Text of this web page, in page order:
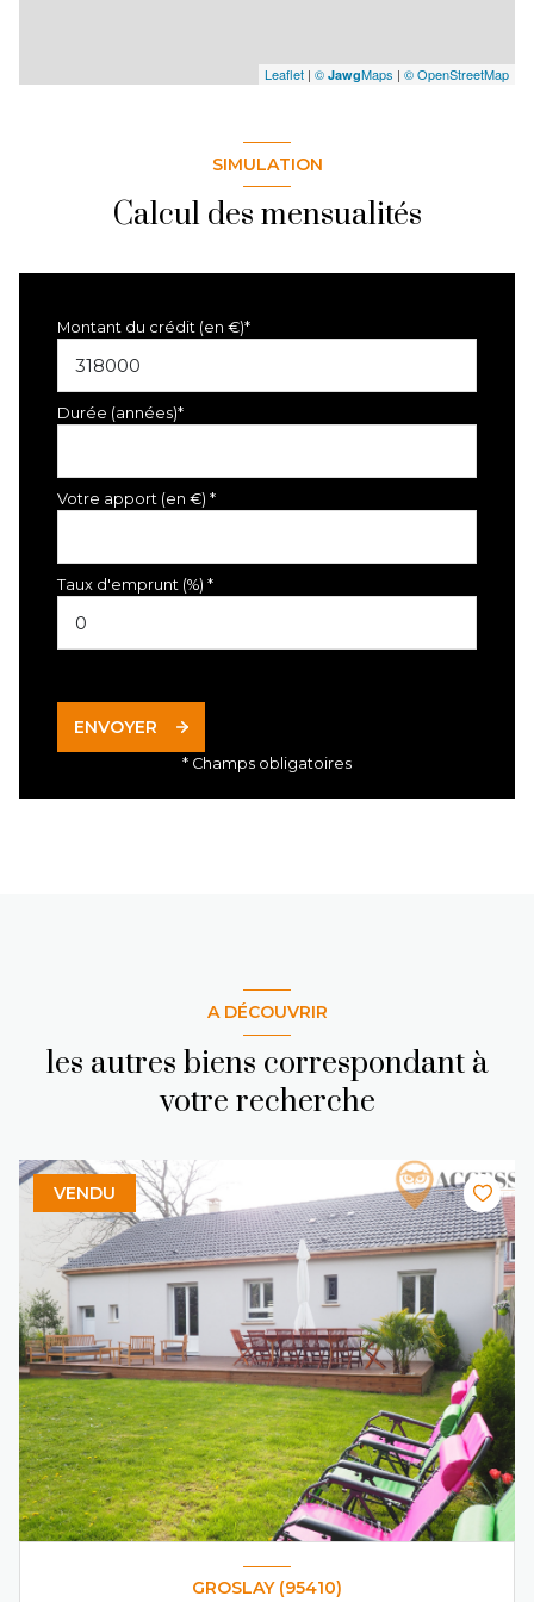
Leaflet | © JawgMaps | © OpenStreetMap
SIMULATION
Calcul des mensualités
Montant du crédit (en €)*
Durée (années)*
Votre apport (en €) *
Taux d'emprunt (%) *
ENVOYER
* Champs obligatoires
A DÉCOUVRIR
les autres biens correspondant à
votre recherche
VENDU
GROSLAY (95410)